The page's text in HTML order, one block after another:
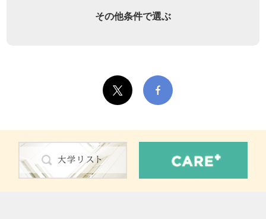
その他条件で選ぶ